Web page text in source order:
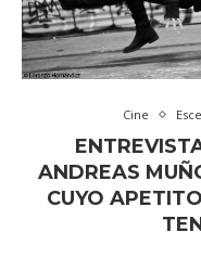
Cine
ANDREAS
CUYO